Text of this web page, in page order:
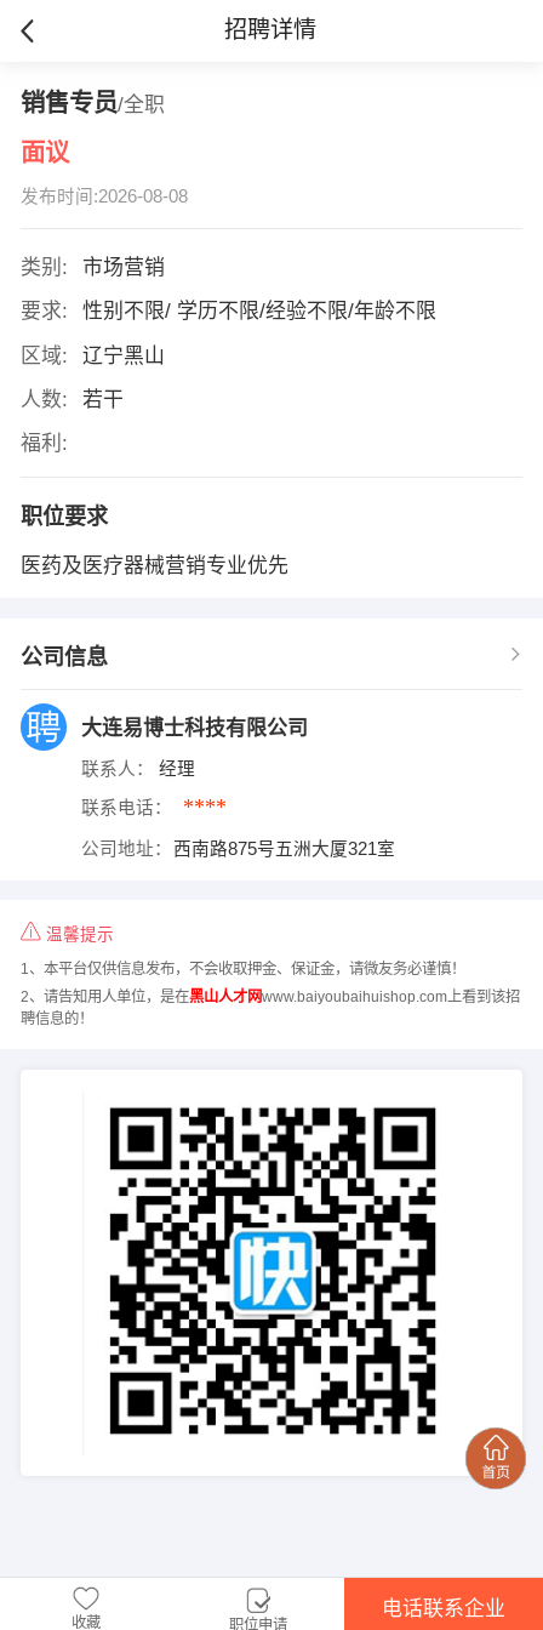
招聘详情
销售专员/全职
面议
发布时间:2026-08-08
类别:
市场营销
要求:
性别不限/ 学历不限/经验不限/年龄不限
区域:
辽宁黑山
人数:
若干
福利:
职位要求
医药及医疗器械营销专业优先
公司信息
大连易博士科技有限公司
联系人： 经理
联系电话： ****
公司地址： 西南路875号五洲大厦321室
温馨提示
1、本平台仅供信息发布，不会收取押金、保证金，请微友务必谨慎！
2、请告知用人单位，是在黑山人才网www.baiyoubaihuishop.com上看到该招
聘信息的！
收藏 职位申请
电话联系企业